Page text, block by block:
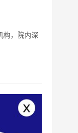
构，院内深